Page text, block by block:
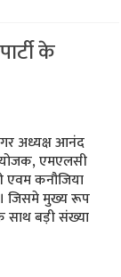
के
अध्यक्ष आनंद
एमएलसी
एवम कनौजिया
जिसमे मुख्य रूप
साथ बड़ी संख्या